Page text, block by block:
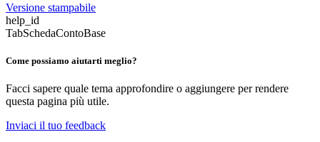
Versione stampabile
help_id
TabSchedaContoBase
Come possiamo aiutarti meglio?
Facci sapere quale tema approfondire o aggiungere per rendere
questa pagina più utile.
Inviaci il tuo feedback